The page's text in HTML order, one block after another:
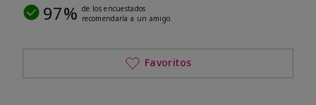
97% de los encuestados
recomendaría a un amigo.
Favoritos